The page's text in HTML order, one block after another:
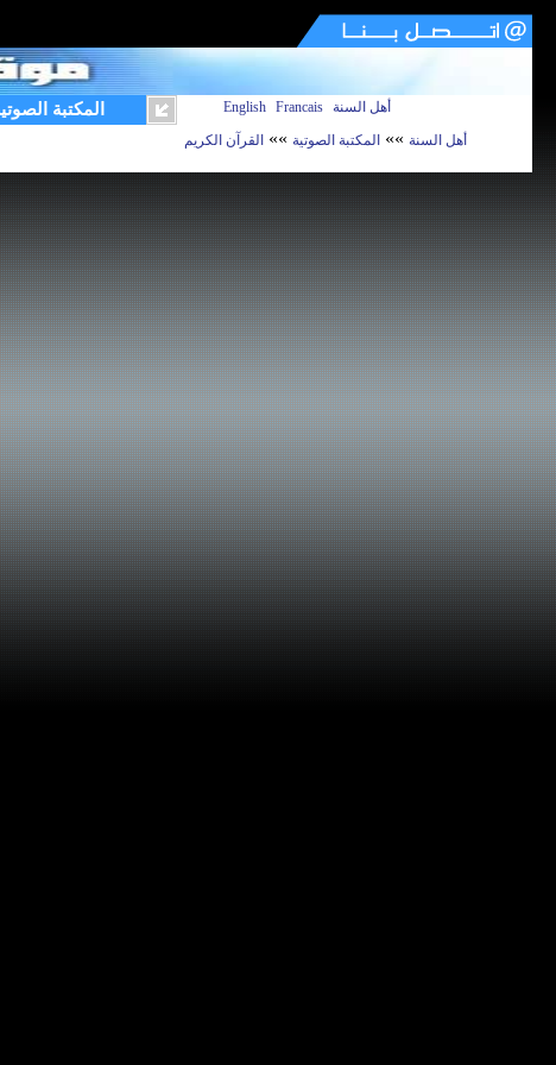
المكتبة English Francais
أهل السنة
أهل السنة »» المكتبة الصوتية »» القرآن الكريم